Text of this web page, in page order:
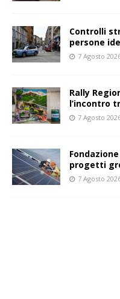
Controlli
persone
7 Agosto
Rally
l’incontro
7 Agosto
progetti
7 Agosto